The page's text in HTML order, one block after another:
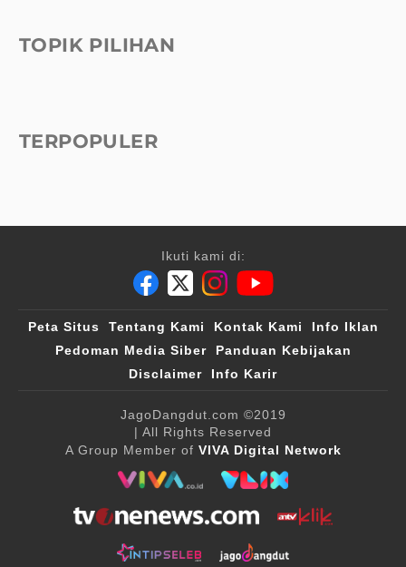
TOPIK PILIHAN
TERPOPULER
Ikuti kami di:
Peta Situs Tentang Kami Kontak Kami
Info Iklan
Pedoman Media Siber
Panduan Kebijakan
Disclaimer
Info Karir
JagoDangdut.com ©2019
| All Rights Reserved
A Group Member of VIVA Digital Network